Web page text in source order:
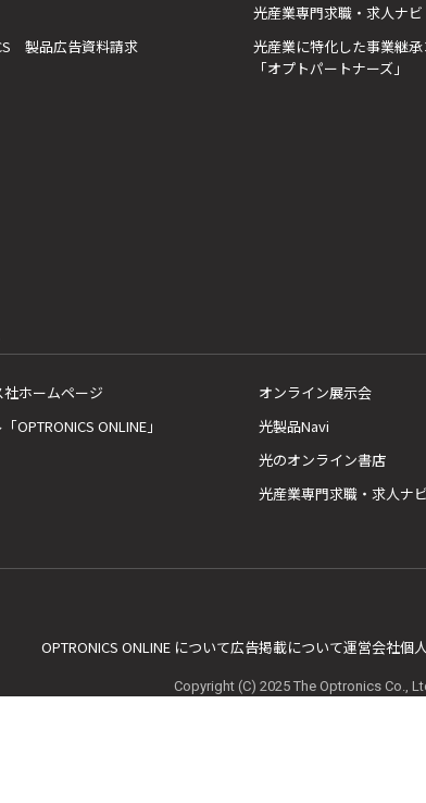
製品広告資料請求
光産業専門求職・求人ナビ
光産業に特化した事業継
「オプトパートナーズ」
ホームページ
OPTRONICS ONLINE」
オンライン展示会
光製品Navi
光のオンライン書店
光産業専門求職・求人ナ
OPTRONICS ONLINE について広告掲載について運営会社個
Copyright (C) 2025 The Optronics Co.,